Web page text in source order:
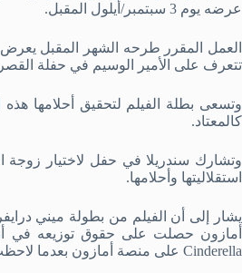
عرضه يوم 3 سبتمبر/أيلول المقبل.
العمل المقرر طرحه الشهر المقبل
تتعرف على الأمير الوسيم في حفلة
وتسعى بطلة الفيلم لتحقيق أحلامها
كالمعتاد.
وتشارك سندريلا في حفل لاختيار زوجة
استقلاليتها وأحلامها.
يشار إلى أن الفيلم من بطولة ميني
أمازون حصلت على حقوق توزيعه في
Cinderella على منصة أمازون بعدما لاحظت شركة الإنتاج أن الإقبال على دور العرض لم يعد لمستويات ما قبل الوباء.